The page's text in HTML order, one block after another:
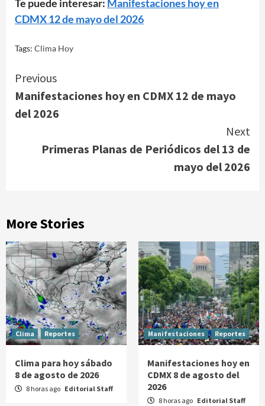
Te puede interesar: Manifestaciones hoy en
CDMX 12 de mayo del 2026
Tags: Clima Hoy
Continue
Reading
Previous
Manifestaciones hoy en CDMX 12 de mayo
del 2026
Next
Primeras Planas de Periódicos del 13 de
mayo del 2026
More Stories
Clima Reportes
Clima para hoy sábado
8 de agosto de 2026
8 horas ago Editorial Staff
Manifestaciones Reportes
Manifestaciones hoy en
CDMX 8 de agosto del
2026
8 horas ago Editorial Staff